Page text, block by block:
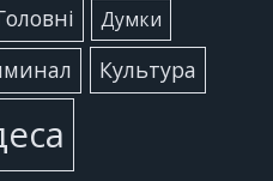
Думки
Культура